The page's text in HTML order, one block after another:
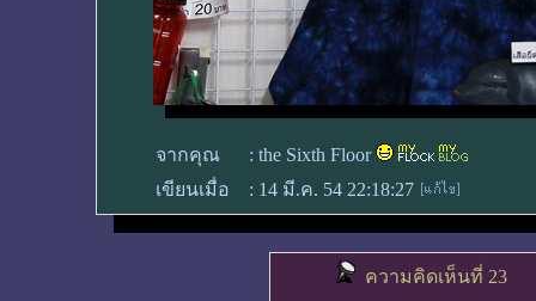
จากคุณ : the Sixth Floor
เขียนเมื่อ
: 14 มี.ค. 54 22:18:27
ความคิดเห็นที่ 23